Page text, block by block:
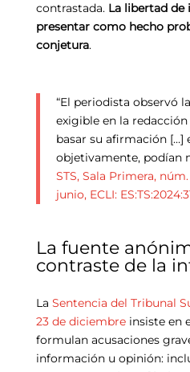
contrastada. La libertad
presentar como hecho
conjetura.
“El periodista observó
exigible en la
basar su afirmación […]
objetivamente, podían
STS, Sala Primera,
junio, ECLI:
La fuente
contraste de la
La Sentencia del Tribunal
23 de diciembreinsiste en
formulan acusaciones
información u opinión: